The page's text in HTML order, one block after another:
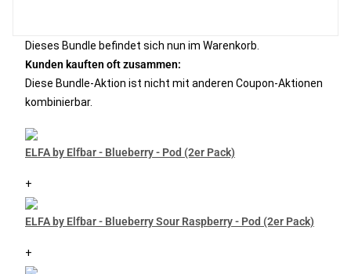
Dieses Bundle befindet sich nun im Warenkorb.
Kunden kauften oft zusammen:
Diese Bundle-Aktion ist nicht mit anderen Coupon-Aktionen
kombinierbar.
ELFA by Elfbar - Blueberry - Pod (2er Pack)
+
ELFA by Elfbar - Blueberry Sour Raspberry - Pod (2er Pack)
+